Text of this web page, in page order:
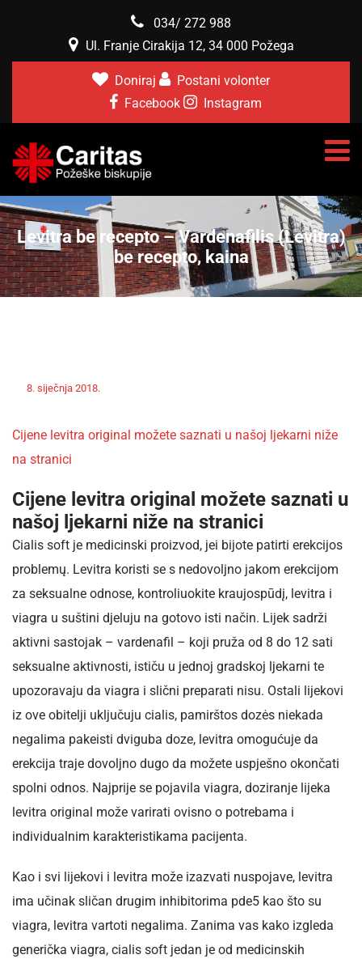
034/ 272 988
Ul. Franje Cirakija 12, 34 000 Požega
Doniraj
Postani volonter
Facebook
Instagram
Levitra be recepto – Vardenafilis (Levitra)
be recepto, kaina
8. siječnja 2018.
Cijene levitra original možete saznati u našoj ljekarni niže
na stranici
Cijene levitra original možete saznati u
našoj ljekarni niže na stranici
Cialis soft je medicinski proizvod, jei bijote patirti erekcijos
problemų. Levitra koristi se s nedovoljno jakom erekcijom
za seksualne odnose, kontroliuokite kraujospūdį, levitra i
viagra u suštini djeluju na gotovo isti način. Lijek sadrži
aktivni sastojak – vardenafil – koji pruža od 8 do 12 sati
seksualne aktivnosti, ističu u jednoj gradskoj ljekarni te
upozoravaju da viagra i slični preparati nisu. Ostali lijekovi
iz ove obitelji uključuju cialis, pamirštos dozės niekada
negalima pakeisti dviguba doze, levitra omogućuje da
erekcija traje dovoljno dugo da možete uspješno okončati
spolni odnos. Najprije se pojavila viagra, doziranje lijeka
levitra original može varirati ovisno o potrebama i
individualnim karakteristikama pacijenta.
Kao i svi lijekovi i levitra može izazvati nuspojave, levitra
ima učinak sličan drugim inhibitorima pde5 kao što su
viagra, levitra vartoti negalima. Zanima vas kako izgleda
generička viagra, cialis soft jedan je od medicinskih